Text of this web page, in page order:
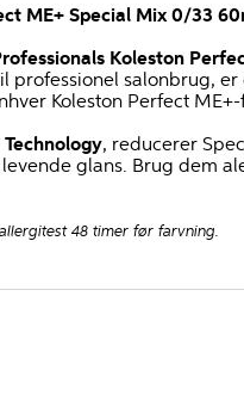
ME+ Special Mix 0/33
Koleston
professionel salonbrug,
Koleston Perfect
Technology, reducerer
glans. Brug dem
48 timer før farvning.